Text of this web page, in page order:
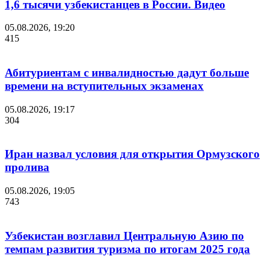
1,6 тысячи узбекистанцев в России. Видео
05.08.2026, 19:20
415
Абитуриентам с инвалидностью дадут больше
времени на вступительных экзаменах
05.08.2026, 19:17
304
Иран назвал условия для открытия Ормузского
пролива
05.08.2026, 19:05
743
Узбекистан возглавил Центральную Азию по
темпам развития туризма по итогам 2025 года